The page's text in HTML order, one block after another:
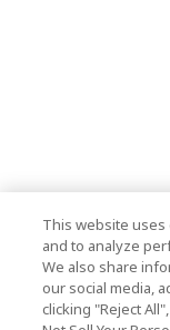
This website
and to analyze
We also share
our social media,
clicking "Reject